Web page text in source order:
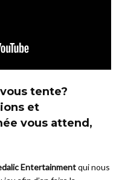
tente?
et
vous attend,
Entertainmentqui nous